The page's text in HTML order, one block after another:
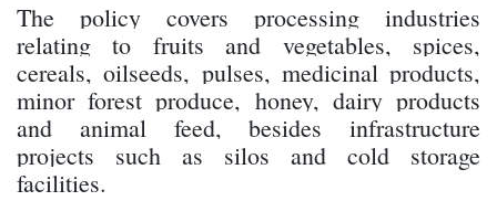
The policy covers processing industries
relating to fruits and vegetables, spices,
cereals, oilseeds, pulses, medicinal products,
minor forest produce, honey, dairy products
and animal feed, besides infrastructure
projects such as silos and cold storage
facilities.